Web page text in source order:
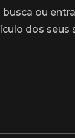
ou
dos seus